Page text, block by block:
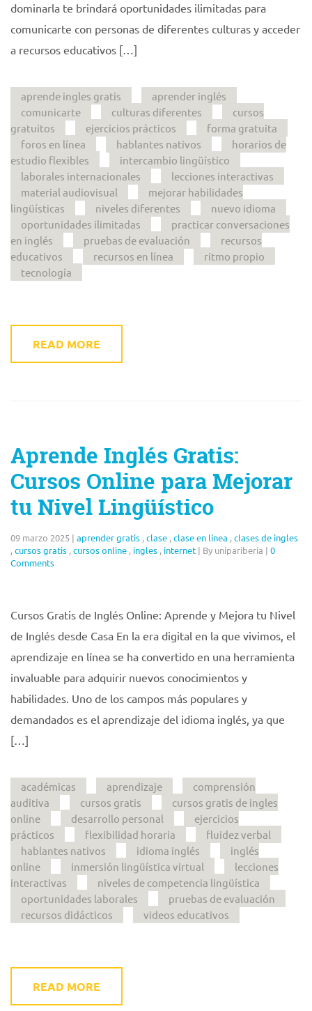
dominarla te brindará oportunidades ilimitadas para
comunicarte con personas de diferentes culturas y acceder
a recursos educativos […]
aprende ingles gratis
aprender inglés
comunicarte
culturas diferentes
cursos
gratuitos
ejercicios prácticos
forma gratuita
foros en línea
hablantes nativos
horarios de
estudio flexibles
intercambio lingüístico
laborales internacionales
lecciones interactivas
material audiovisual
mejorar habilidades
lingüísticas
niveles diferentes
nuevo idioma
oportunidades ilimitadas
practicar conversaciones
en inglés
pruebas de evaluación
recursos
educativos
recursos en línea
ritmo propio
tecnología
READ MORE
Aprende Inglés Gratis:
Cursos Online para Mejorar
tu Nivel Lingüístico
09 marzo 2025 | aprender gratis ,clase ,clase en linea ,clases de ingles
,cursos gratis ,cursos online , ingles , internet | By unipariberia | 0
Comments
Cursos Gratis de Inglés Online: Aprende y Mejora tu Nivel
de Inglés desde Casa En la era digital en la que vivimos, el
aprendizaje en línea se ha convertido en una herramienta
invaluable para adquirir nuevos conocimientos y
habilidades. Uno de los campos más populares y
demandados es el aprendizaje del idioma inglés, ya que
[…]
académicas aprendizaje
comprensión
auditiva
cursos gratis
cursos gratis de ingles
online
desarrollo personal
ejercicios
prácticos
flexibilidad horaria
fluidez verbal
hablantes nativos
idioma inglés
inglés
online
inmersión lingüística virtual
lecciones
interactivas
niveles de competencia lingüística
oportunidades laborales
pruebas de evaluación
recursos didácticos
videos educativos
READ MORE